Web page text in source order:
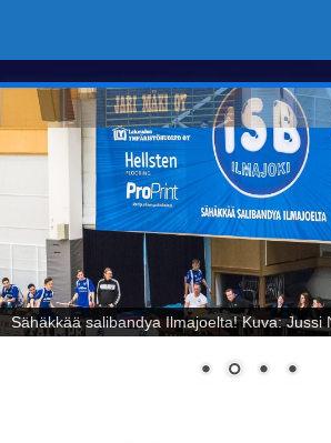
Sähäkkää salibandya Ilmajoelta! Kuva: Jussi